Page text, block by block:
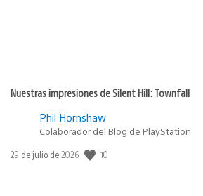
Nuestras impresiones de Silent Hill: Townfall
Phil Hornshaw
Colaborador del Blog de PlayStation
Fecha
29 de julio de 2026 10